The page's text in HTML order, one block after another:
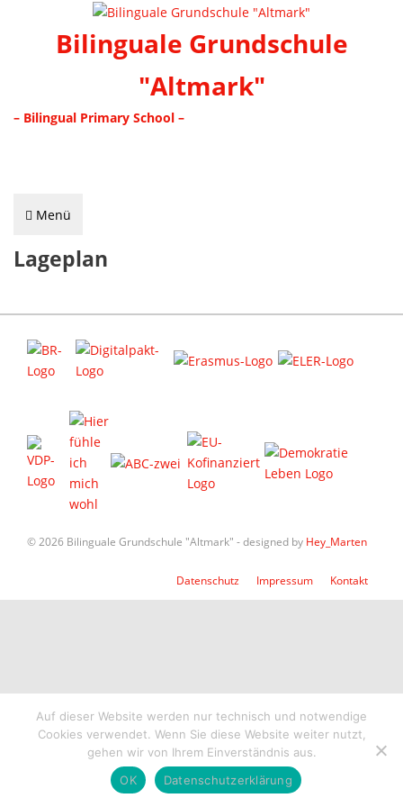
Bilinguale Grundschule
"Altmark"
– Bilingual Primary School –
Menü
Lageplan
© 2026 Bilinguale Grundschule "Altmark" - designed by Hey_Marten
Datenschutz Impressum Kontakt
Auf dieser Website werden nur technisch und notwendige
Cookies verwendet. Wenn Sie diese Website weiter nutzt,
gehen wir von Ihrem Einverständnis aus.
OK
Datenschutzerklärung